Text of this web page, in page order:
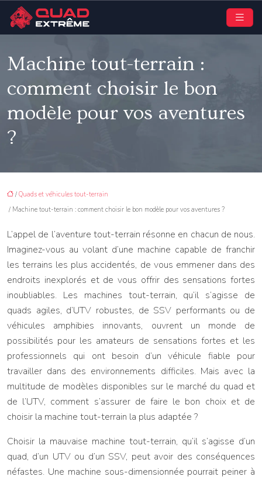
Machine tout-terrain :
comment choisir le bon
modèle pour vos aventures
?
/ Quads et véhicules tout-terrain
/ Machine tout-terrain : comment choisir le bon modèle pour vos aventures ?
L’appel de l’aventure tout-terrain résonne en chacun de nous.
Imaginez-vous au volant d’une machine capable de franchir
les terrains les plus accidentés, de vous emmener dans des
endroits inexplorés et de vous offrir des sensations fortes
inoubliables. Les machines tout-terrain, qu’il s’agisse de
quads agiles, d’UTV robustes, de SSV performants ou de
véhicules amphibies innovants, ouvrent un monde de
possibilités pour les amateurs de sensations fortes et les
professionnels qui ont besoin d’un véhicule fiable pour
travailler dans des environnements difficiles. Mais avec la
multitude de modèles disponibles sur le marché du quad et
de l’UTV, comment s’assurer de faire le bon choix et de
choisir la machine tout-terrain la plus adaptée ?
Choisir la mauvaise machine tout-terrain, qu’il s’agisse d’un
quad, d’un UTV ou d’un SSV, peut avoir des conséquences
néfastes. Une machine sous-dimensionnée pourrait peiner à